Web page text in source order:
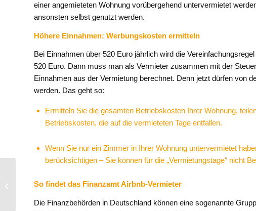
einer angemieteten Wohnung vorübergehend untervermietet
ansonsten selbst genutzt werden.
Höhere Einnahmen: Werbungskosten ermitteln
Bei Einnahmen über 520 Euro jährlich wird die
520 Euro. Dann muss man als Vermieter zusammen mit der
Einnahmen aus der Vermietung berechnet. Denn jetzt dürfen von
werden. Das geht so:
Ermitteln Sie die gesamten Betriebskosten Ihrer Wohnung,
Betriebskosten, die auf die vermieteten Tage entfallen.
Wenn Sie nur ein Zimmer in Ihrer Wohnung untervermietet
berücksichtigen – Sie können für die „Vermietungstage“ nicht
So findet das Finanzamt Airbnb-Vermieter
Die Finanzbehörden in Deutschland können eine sogenannte
Langeweile.
die Führungsetage...